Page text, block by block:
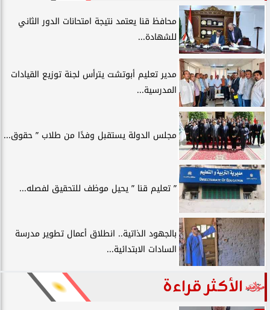
محافظ قنا يعتمد نتيجة امتحانات الدور الثاني
للشهادة...
مدير تعليم أبوتشت يترأس لجنة توزيع القيادات
المدرسية...
مجلس الدولة يستقبل وفدًا من طلاب ” حقوق...
” تعليم قنا ” يحيل موظف للتحقيق لفصله...
بالجهود الذاتية.. انطلاق أعمال تطوير مدرسة
السادات الابتدائية...
الأكثر قراءة